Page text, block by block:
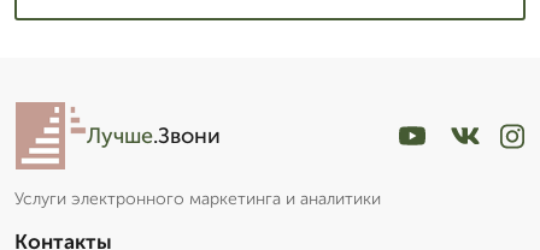
Лучше.Звони
Услуги электронного маркетинга и аналитики
Контакты